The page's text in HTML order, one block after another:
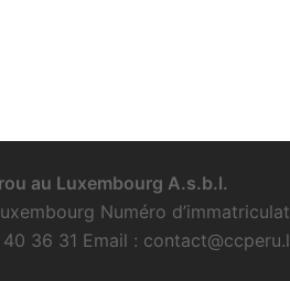
au Luxembourg A.s.b.l.
Numéro
36 31 Email :